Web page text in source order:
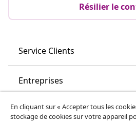
Résilier le
Service Clients
Entreprises
vidaXL
En cliquant sur « Accepter tous les
stockage de cookies sur votre appareil